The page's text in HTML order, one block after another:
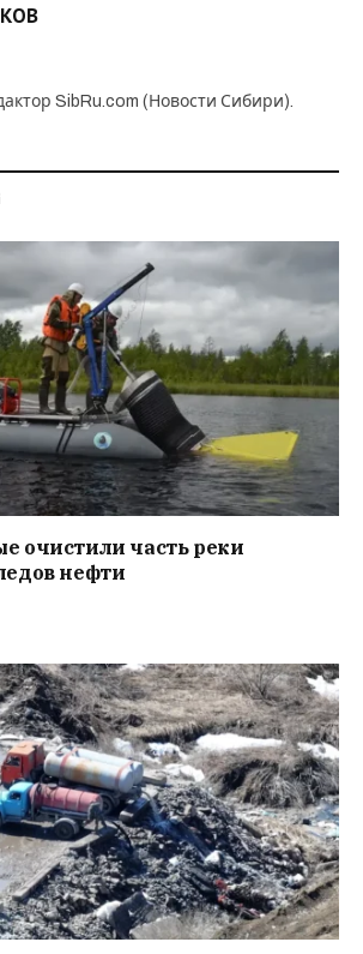
SibRu.com (Новости Сибири).
очистили часть реки
нефти